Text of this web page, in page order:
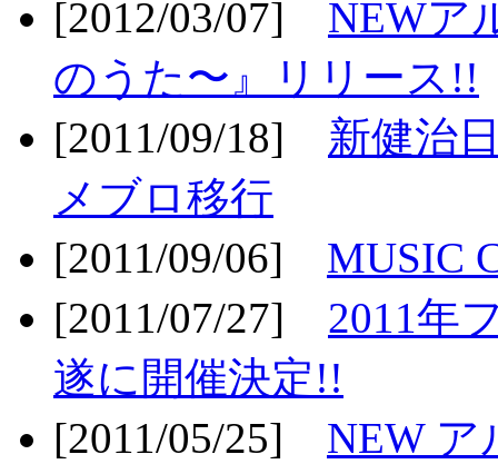
[2012/03/07] NEWア
のうた〜』リリース!!
[2011/09/18] 新健治
メブロ移行
[2011/09/06] MUSIC
[2011/07/27] 2011年
遂に開催決定!!
[2011/05/25] NEW